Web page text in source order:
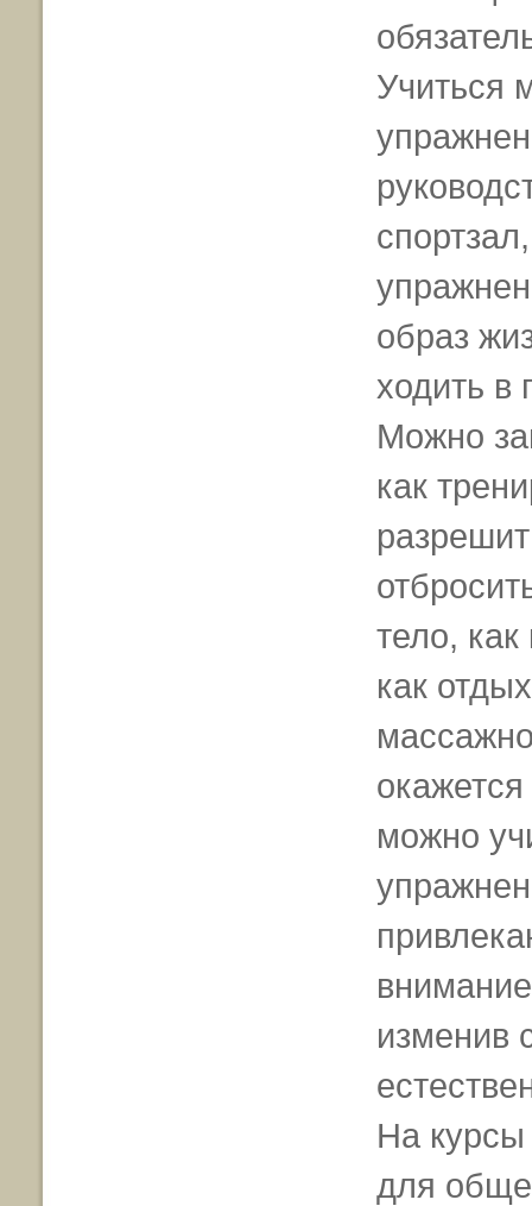
Учиться
образ
ходить в
Можно
как
тело,
как
можно
изменив
На курсы
для